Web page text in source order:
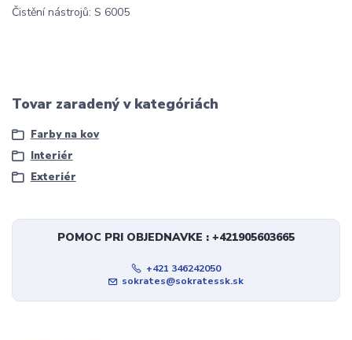
Čistění nástrojů: S 6005
Tovar zaradený v kategóriách
Farby na kov
Interiér
Exteriér
POMOC PRI OBJEDNAVKE : +421905603665
+421 346242050
sokrates@sokratessk.sk